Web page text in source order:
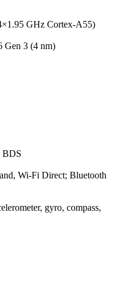
GHz Cortex-A55)
Gen 3 (4 nm)
BDS
Wi-Fi Direct; Bluetooth
gyro, compass,